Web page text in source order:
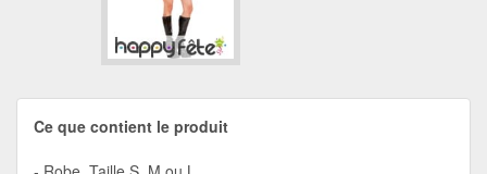
Ce que contient le produit